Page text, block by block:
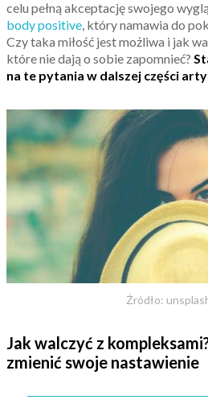
celu pełną akceptację swojego
body positive, który namawia do
Czy taka miłość jest możliwa i jak
które nie dają o sobie zapomnieć?
na te pytania w dalszej części
Źródło:
Jak walczyć z
zmienić swoje nastawienie